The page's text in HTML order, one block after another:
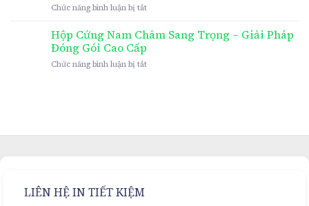
Chức năng bình luận bị tắtở
Hộp
Cứng
Châm
Nám
Hộp Cứng Nam Châm Sang Trọng – Giải Pháp
Đóng Gói Cao Cấp
Chức năng bình luận bị tắtở
Trọng
LIÊN HỆ IN TIẾT KIỆM